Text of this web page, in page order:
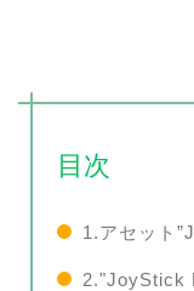
目次
1.アセット
2."JoyStick